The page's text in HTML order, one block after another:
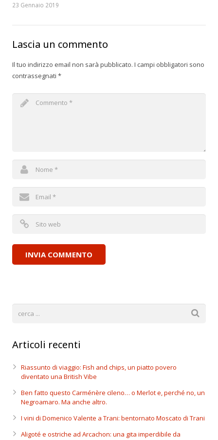
23 Gennaio 2019
Lascia un commento
Il tuo indirizzo email non sarà pubblicato. I campi obbligatori sono
contrassegnati *
Articoli recenti
Riassunto di viaggio: Fish and chips, un piatto povero
diventato una British Vibe
Ben fatto questo Carménère cileno… o Merlot e, perché no, un
Negroamaro. Ma anche altro.
I vini di Domenico Valente a Trani: bentornato Moscato di Trani
Aligoté e ostriche ad Arcachon: una gita imperdibile da